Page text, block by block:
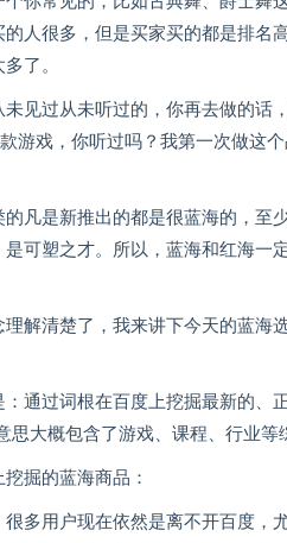
人很多，但是买家买的都是排名
了。
见过从未听过的，你再去做的话
游戏，你听过吗？我第一次做这
凡是新推出的都是很蓝海的，至
可塑之才。所以，蓝海和红海一
解清楚了，我来讲下今天的蓝海
通过词根在百度上挖掘最新的、
思大概包含了游戏、课程、行业等
掘的蓝海商品：
多用户现在依然是离不开百度，